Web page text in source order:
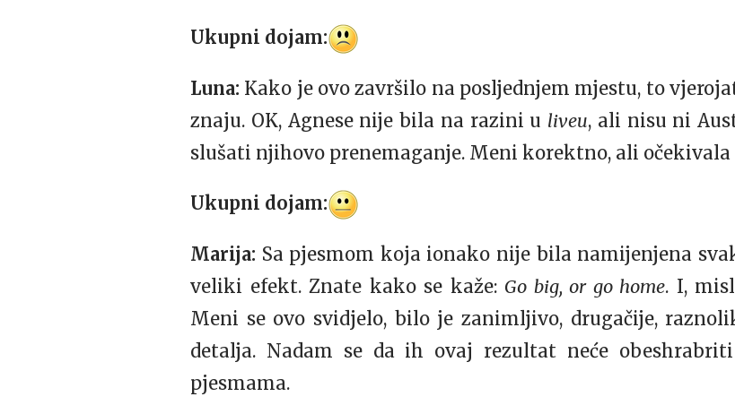
Ukupni dojam:
Luna: Kako je ovo završilo na posljednjem mjestu, to
znaju. OK, Agnese nije bila na razini u liveu, ali nisu ni
slušati njihovo prenemaganje. Meni korektno, ali očekivala
Ukupni dojam:
Marija: Sa pjesmom koja ionako nije bila namijenjena
veliki efekt. Znate kako se kaže: Go big, or go home. I,
Meni se ovo svidjelo, bilo je zanimljivo, drugačije,
detalja. Nadam se da ih ovaj rezultat neće
pjesmama.